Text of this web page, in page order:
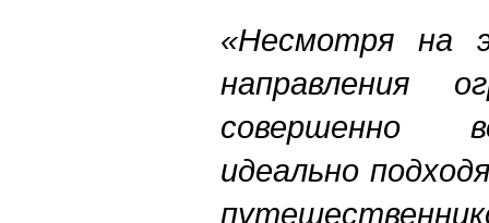
«Несмотря на
направления
совершенно
идеально